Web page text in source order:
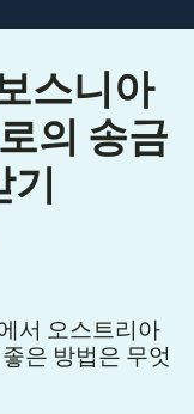
스니아
의 송금
서 오스트리아
은 방법은 무엇